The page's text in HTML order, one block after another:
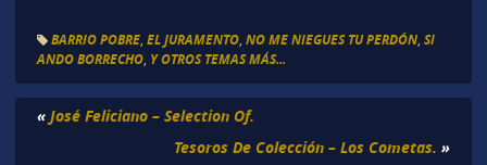
BARRIO POBRE, EL JURAMENTO, NO ME NIEGUES TU PERDÓN, SI
ANDO BORRECHO, Y OTROS TEMAS MÁS...
« José Feliciano – Selection Of.
Tesoros De Colección – Los Cometas. »